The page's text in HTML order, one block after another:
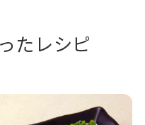
たレシピ